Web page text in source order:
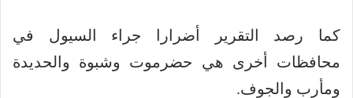
كما رصد التقرير أضرارا جراء السيول في
محافظات أخرى هي حضرموت وشبوة والحديدة
ومأرب والجوف.